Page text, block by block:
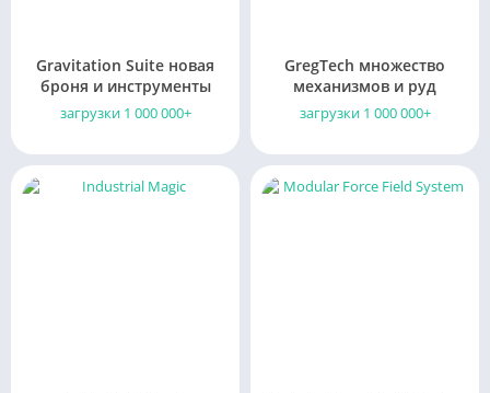
Gravitation Suite новая
броня и инструменты
загрузки 1 000 000+
GregTech множество
механизмов и руд
загрузки 1 000 000+